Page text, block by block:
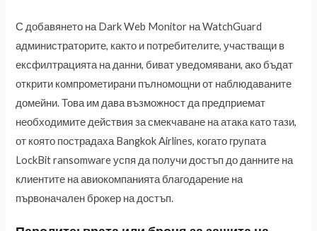
С добавянето на Dark Web Monitor на WatchGuard
администраторите, както и потребителите, участващи в
ексфилтрацията на данни, биват уведомявани, ако бъдат
открити компрометирани пълномощни от наблюдаваните
домейни. Това им дава възможност да предприемат
необходимите действия за смекчаване на атака като тази,
от която пострадаха Bangkok Airlines, когато групата
LockBit ransomware успя да получи достъп до данните на
клиентите на авиокомпанията благодарение на
първоначален брокер на достъп.